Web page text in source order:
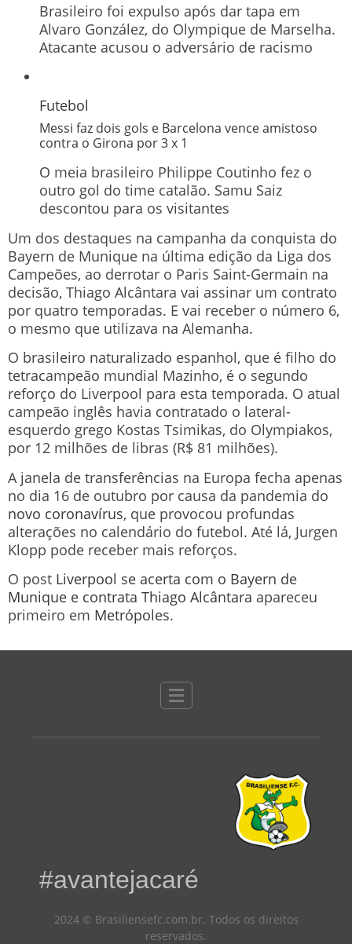
Brasileiro foi expulso após dar tapa em
Alvaro González, do Olympique de Marselha.
Atacante acusou o adversário de racismo
Futebol
Messi faz dois gols e Barcelona vence amistoso
contra o Girona por 3 x 1
O meia brasileiro Philippe Coutinho fez o
outro gol do time catalão. Samu Saiz
descontou para os visitantes
Um dos destaques na campanha da conquista do
Bayern de Munique na última edição da Liga dos
Campeões, ao derrotar o Paris Saint-Germain na
decisão, Thiago Alcântara vai assinar um contrato
por quatro temporadas. E vai receber o número 6,
o mesmo que utilizava na Alemanha.
O brasileiro naturalizado espanhol, que é filho do
tetracampeão mundial Mazinho, é o segundo
reforço do Liverpool para esta temporada. O atual
campeão inglês havia contratado o lateral-
esquerdo grego Kostas Tsimikas, do Olympiakos,
por 12 milhões de libras (R$ 81 milhões).
A janela de transferências na Europa fecha apenas
no dia 16 de outubro por causa da pandemia do
novo coronavírus, que provocou profundas
alterações no calendário do futebol. Até lá, Jurgen
Klopp pode receber mais reforços.
O post Liverpool se acerta com o Bayern de
Munique e contrata Thiago Alcântara apareceu
primeiro em Metrópoles.
#avantejacaré
2024 © Brasiliensefc.com.br. Todos os direitos
reservados.